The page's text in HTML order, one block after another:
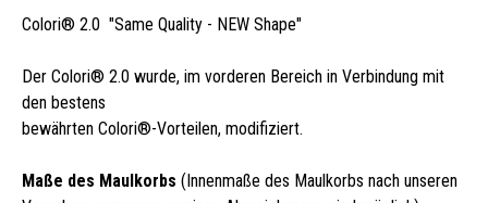
Colori® 2.0 "Same Quality - NEW Shape"
Der Colori® 2.0 wurde, im vorderen Bereich in Verbindung mit
den bestens
bewährten Colori®-Vorteilen, modifiziert.
Maße des Maulkorbs (Innenmaße des Maulkorbs nach unseren